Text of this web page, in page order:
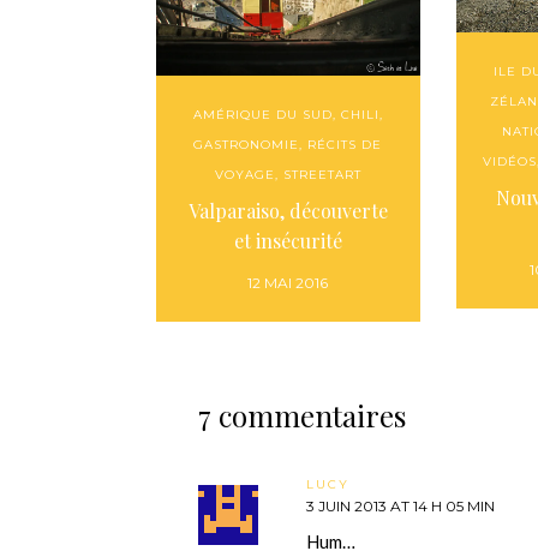
AMÉRIQUE DU SUD, CHILI,
GASTRONOMIE, RÉCITS DE
VOYAGE, STREETART
Valparaiso, découverte
et insécurité
12 MAI 2016
ILE
VIDÉOS
7 commentaires
LUCY
3 JUIN 2013 AT 14 H 05 MIN
Hum…